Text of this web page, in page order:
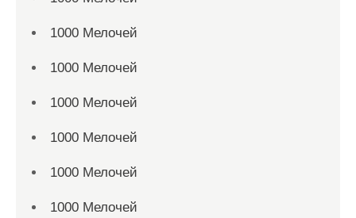
1000 Мелочей
1000 Мелочей
1000 Мелочей
1000 Мелочей
1000 Мелочей
1000 Мелочей